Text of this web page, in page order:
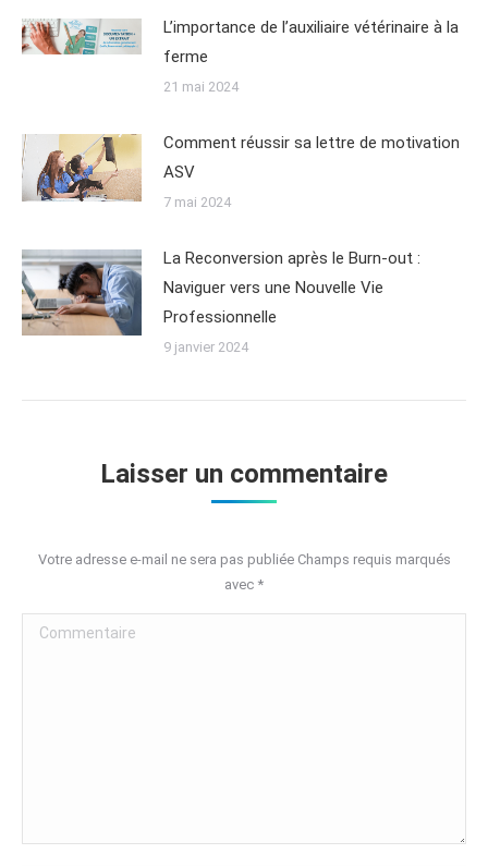
L’importance de l’auxiliaire vétérinaire à la
ferme
21 mai 2024
Comment réussir sa lettre de motivation
ASV
7 mai 2024
La Reconversion après le Burn-out :
Naviguer vers une Nouvelle Vie
Professionnelle
9 janvier 2024
Laisser un commentaire
Votre adresse e-mail ne sera pas publiée Champs requis marqués
avec *
Commentaire